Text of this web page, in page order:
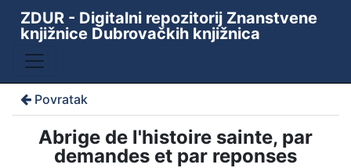
ZDUR - Digitalni repozitorij Znanstvene
knjižnice Dubrovačkih knjižnica
Povratak
Abrige de l'histoire sainte, par
demandes et par reponses